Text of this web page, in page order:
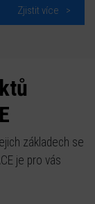
Zjistit více
základech se
je pro vás